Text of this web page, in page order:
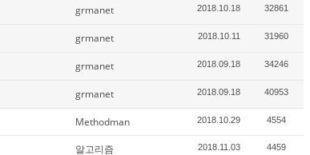
grmanet 2018.10.18 32861
grmanet 2018.10.11 31960
grmanet 2018.09.18 34246
grmanet 2018.09.18 40953
Methodman 2018.10.29 4554
알고리즘 2018.11.03 4459